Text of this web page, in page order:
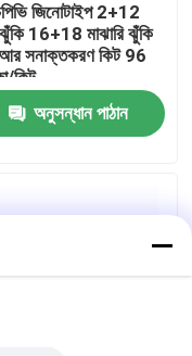
জিনোটাইপ 2+12
16+18 মাঝারি ঝুঁকি
সনাক্তকরণ কিট 96
কিট
অনুসন্ধান পাঠান